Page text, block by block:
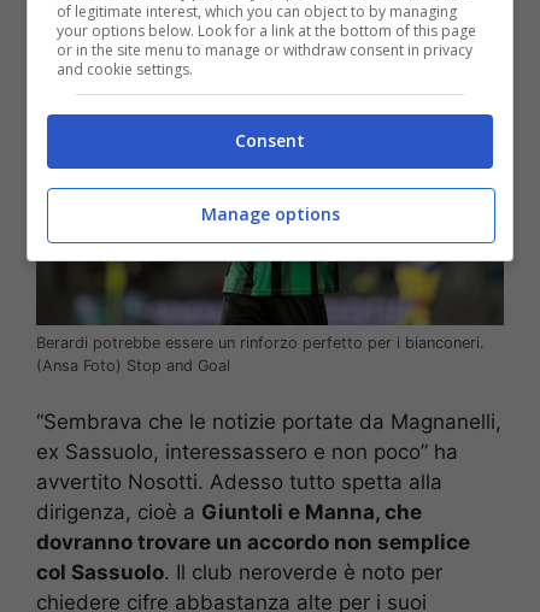
Berardi potrebbe essere un rinforzo perfetto per i bianconeri.
(Ansa Foto) Stop and Goal
“Sembrava che le notizie portate da Magnanelli,
ex Sassuolo, interessassero e non poco” ha
avvertito Nosotti. Adesso tutto spetta alla
dirigenza, cioè a Giuntoli e Manna, che
dovranno trovare un accordo non semplice
col Sassuolo. Il club neroverde è noto per
chiedere cifre abbastanza alte per i suoi
of legitimate interest, which you can object to by managing
your options below. Look for a link at the bottom of this page
or in the site menu to manage or withdraw consent in privacy
and cookie settings.
Consent
Manage options